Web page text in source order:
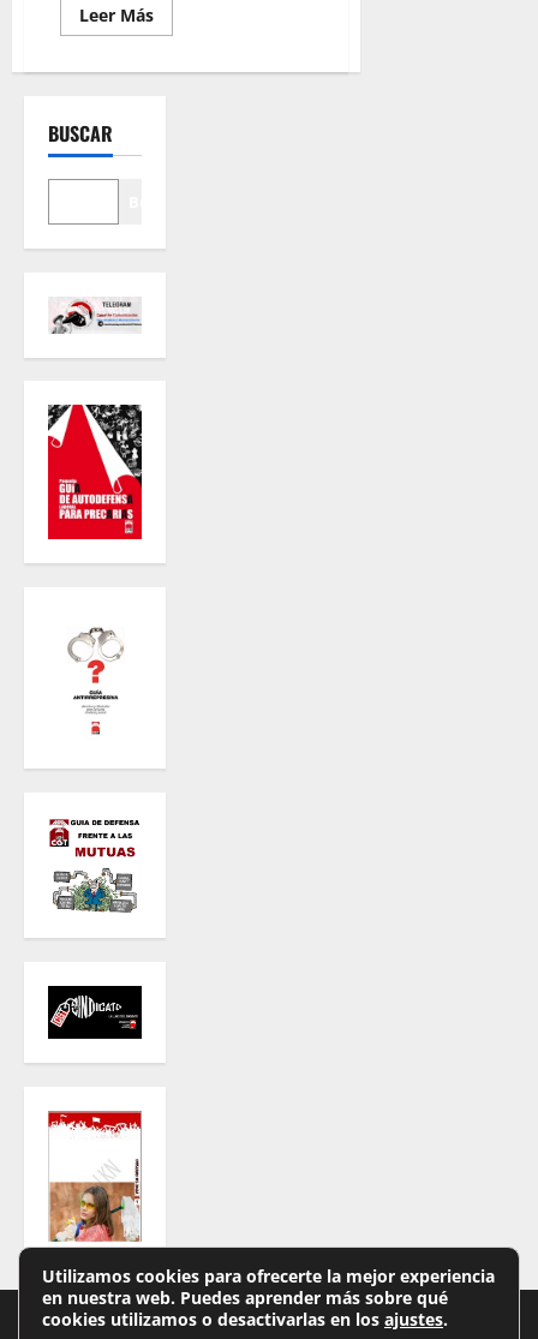
Leer MásLeer
más
Derechos
BUSCAR
Utilizamos cookies para ofrecerte la mejor experiencia
en nuestra web. Puedes aprender más sobre qué
cookies utilizamos o desactivarlas en los ajustes.